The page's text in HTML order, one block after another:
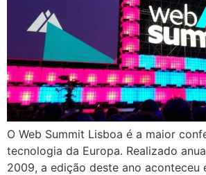
O Web Summit Lisboa é a maior
tecnologia da Europa. Realizado
2009, a edição deste ano aconteceu